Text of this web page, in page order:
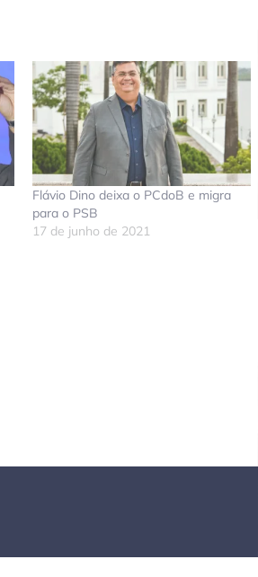
Flávio Dino deixa o PCdoB e migra
para o PSB
17 de junho de 2021